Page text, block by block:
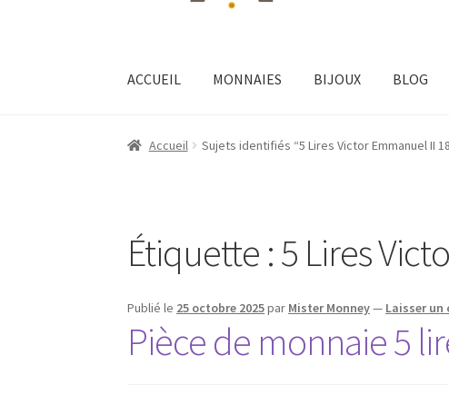
ACCUEIL MONNAIES BIJOUX BLOG
Accueil Sujets identifiés “5 Lires Victor Emmanuel II
Étiquette :5 Lires
Publié le 25 octobre 2025par Mister Monney— Laisser
Pièce de monnaie 5